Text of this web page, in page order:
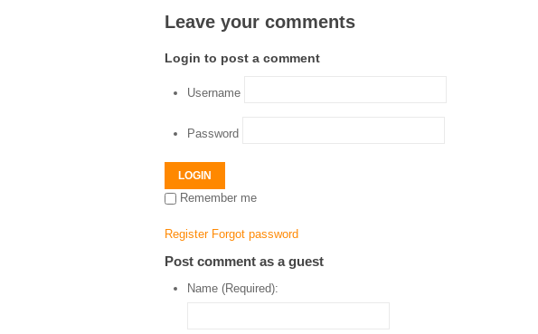
Leave your comments
Login to post a comment
Username
Password
LOGIN
Remember me
Register Forgot password
Post comment as a guest
Name (Required):